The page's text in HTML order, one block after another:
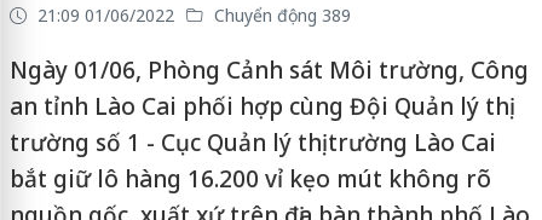
21:09 01/06/2022 Chuyển động 389
Ngày 01/06, Phòng Cảnh sát Môi trường, Công
an tỉnh Lào Cai phối hợp cùng Đội Quản lý thị
trường số 1 - Cục Quản lý thị trường Lào Cai
bắt giữ lô hàng 16.200 vỉ kẹo mút không rõ